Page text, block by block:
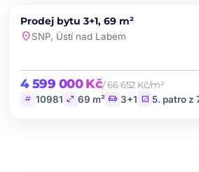
PRODEJ
Prodej bytu 3+1, 69 m²
location_onSNP, Ústí nad Labem
4 599 000 Kč/ 66 652 Kč/m²
tag 10981 open_in_full 69 m² chair 3+1 stairs 5. patro z